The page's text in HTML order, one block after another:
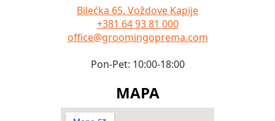
Bilećka 65. Voždove Kapije
+381 64 93 81 000
office@groomingoprema.com
Pon-Pet: 10:00-18:00
MAPA